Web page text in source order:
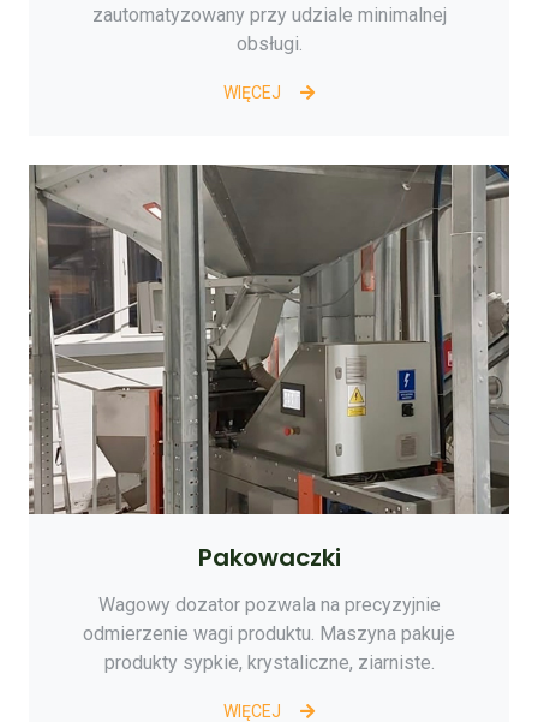
zautomatyzowany przy udziale minimalnej
obsługi.
WIĘCEJ
Pakowaczki
Wagowy dozator pozwala na precyzyjnie
odmierzenie wagi produktu. Maszyna pakuje
produkty sypkie, krystaliczne, ziarniste.
WIĘCEJ